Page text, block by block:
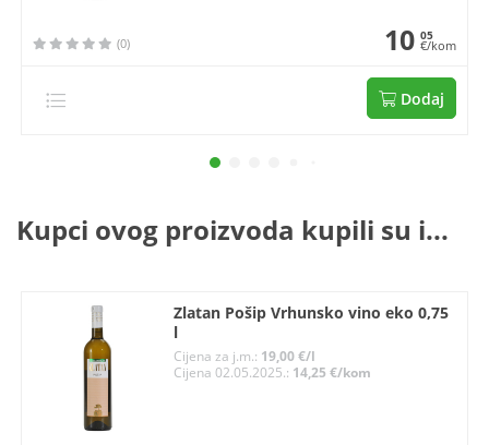
(0) 10 05
€/kom
Dodaj
Kupci ovog proizvoda kupili su i...
Zlatan Pošip Vrhunsko vino eko 0,75
l
Cijena za j.m.: 19,00 €/l
Cijena 02.05.2025.: 14,25 €/kom